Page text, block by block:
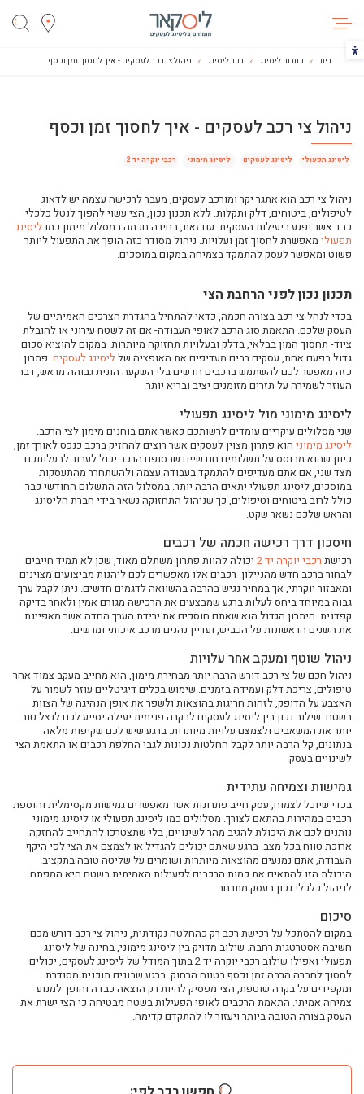
הכפתור משנה את צבעי הקונטרסט
בית כתבות ליסינג רכב ליסינג ניהול צי רכב לעסקים - איך לחסוך זמן וכסף
מדריך מקוצר לבחירת רכב הליסינג שמתאים לך
וידאו: ליסינג רכב מסחרי או רכב פרטי
ליסינג לעצמאיים - מה מוכר לצורך ניכוי מס?
2024-לאן נסע שוק הרכב
ליסינג רכבי יוקרה יד שניה: האם זה כדאי לכם?
ליסינג לרכב יוקרה היברידי או לרכב יוקרה חשמלי?
ההבדל בין ליסינג תפעולי לליסינג פרטי ומה הכי מתאים לכם?
ליסינג עסקי ולעצמאים – פתרון אחד שמתאים לכולם
עוסק מורשה? בעל חברה בע"מ? הנה 5 סיבות לעשות ליסינג תפעולי עבור העסק שלך
4 רכבי יוקרה מומלצים שכדאי לכם להכיר
איך השכרת רכב שונה מליסינג לטווח ארוך?
איך לבחור את פתרון הרכב המשתלם ביותר לעסק שלך
השוואת מסלולי רכב חכמים שיכולים לחסוך אלפי שקלים בשנה
פתרונות רכב מתקדמים לעסקים – איך לבחור את המודל שמתאים לפעילות שלך
השוואה בין דרכי מימון שונות לרכב – מה חשוב לדעת לפני שמחליטים
ניהול צי רכב לעסקים - איך לחסוך זמן וכסף
איך לבחור רכב חשמלי שמתאים גם לתדמית וגם לתקציב
ניהול חכם של רכב פרטי או עסקי בעולם משתנה
איך לבחור פתרון רכישת רכב שמתאים לצרכים האישיים והעסקיים שלכם
ניהול אנרגיה בעידן הרכב החשמלי – חיסכון, שליטה ונוחות
רכב חשמלי: פתרון תחבורה חכם לעסק או למשפחה
המדריך לקבלת החלטה נכונה כשנכנסים לעולם הרכב החדש
פתרונות מתקדמים לניידות בעולם העסקי המודרני
איך עסקים יכולים לחסוך בעלויות תחבורה לאורך זמן
המגמות שמשנות את עולם התחבורה בשנים האחרונות
איך לבחור את המסלול הנכון לשימוש ברכב בלי להסתבך
מה חשוב לבדוק לפני שמתחייבים להסכם רכב
כך תשלבו טכנולוגיה חכמה בשגרת הנהיגה שלכם
היתרונות של פתרונות תחבורה גמישים בעידן החדש
איך להתאים את הרכב לצרכים האישיים או העסקיים שלכם
טעויות נפוצות בבחירת פתרונות תחבורה ואיך להימנע מהן
הדרך החכמה לשלב בין נוחות, עלות וביצועים בעולם הרכב
איך לתכנן נכון את המעבר לפתרונות תחבורה מתקדמים
איך לבחור את מסלול הליסינג שמתאים לשלב שבו העסק שלכם נמצא
כך תנהלו צי רכבים בצורה חכמה ותחסכו בעלויות לאורך זמן
ניהול צי רכב לעסקים - איך לחסוך זמן וכסף
ליסינג תפעולי ליסינג לעסקים ליסינג מימוני רכבי יוקרה יד 2
ניהול צי רכב הוא אתגר יקר ומורכב לעסקים, מעבר לרכישה עצמה יש לדאוג
לטיפולים, ביטוחים, דלק ותקלות. ללא תכנון נכון, הצי עשוי להפוך לנטל כלכלי
כבד אשר יפגע ביעילות העסקית. עם זאת, בחירה חכמה במסלול מימון כמו ליסינג
תפעולי מאפשרת לחסוך זמן ועלויות. ניהול מסודר כזה הופך את התפעול ליותר
פשוט ומאפשר לעסק להתמקד בצמיחה במקום במוסכים.
תכנון נכון לפני הרחבת הצי
בכדי לנהל צי רכב בצורה חכמה, כדאי להתחיל בהגדרת הצרכים האמיתיים של
העסק שלכם. התאמת סוג הרכב לאופי העבודה- אם זה לשטח עירוני או להובלת
ציוד- תחסוך המון בבלאי, בדלק ובעלויות תחזוקה מיותרות. במקום להוציא סכום
גדול בפעם אחת, עסקים רבים מעדיפים את האופציה שלליסינג לעסקים. פתרון
כזה מאפשר לכם להשתמש ברכבים חדשים בלי השקעה הונית גבוהה מראש, דבר
העוזר לשמירה על תזרים מזומנים יציב ובריא יותר.
ליסינג מימוני מול ליסינג תפעולי
שני מסלולים עיקריים עומדים לרשותכם כאשר אתם בוחנים מימון לצי הרכב.
ליסינג מימוני הוא פתרון מצוין לעסקים אשר רוצים להחזיק ברכב כנכס לאורך זמן,
כיוון שהוא מבוסס על תשלומים חודשיים שבסופם הרכב יכול לעבור לבעלותכם.
מצד שני, אם אתם מעדיפים להתמקד בעבודה עצמה ולהשתחרר מהתעסקות
במוסכים, ליסינג תפעולי יתאים הרבה יותר. במסלול הזה התשלום החודשי כבר
כולל לרוב ביטוחים וטיפולים, כך שניהול התחזוקה נשאר בידי חברת הליסינג
והראש שלכם נשאר שקט.
חיסכון דרך רכישה חכמה של רכבים
רכישת רכבי יוקרה יד 2
יכולה להוות פתרון משתלם מאוד, שכן לא תמיד חייבים
לבחור ברכב חדש מהניילון. רכבים אלו מאפשרים לכם ליהנות מביצועים מצוינים
ומאבזור יוקרתי, אך במחיר נגיש בהרבה בהשוואה לדגמים חדשים. ניתן לקבל ערך
גבוה במיוחד ביחס לעלות ברגע שמבצעים את הרכישה מגורם אמין ולאחר בדיקה
קפדנית. היתרון הגדול הוא שאתם חוסכים את ירידת הערך החדה אשר מאפיינת
את השנים הראשונות על הכביש, ועדיין נהנים מרכב איכותי ומרשים.
ניהול שוטף ומעקב אחר עלויות
ניהול חכם של צי רכב דורש הרבה יותר מבחירת מימון, הוא מחייב מעקב צמוד אחר
טיפולים, צריכת דלק ועמידה בזמנים. שימוש בכלים דיגיטליים עוזר לשמור על
האצבע על הדופק, לזהות חריגות בהוצאות ולשפר את אופן הנהיגה של הצוות
בשטח. שילוב נכון בין ליסינג לעסקים לבקרה פנימית יעילה יסייע לכם לנצל טוב
יותר את המשאבים ולצמצם עלויות מיותרות. ברגע שיש לכם שקיפות מלאה
בנתונים, קל הרבה יותר לקבל החלטות נכונות לגבי החלפת רכבים או התאמת הצי
לשינויים בעסק.
גמישות וצמיחה עתידית
בכדי שיוכל לצמוח, עסק חייב פתרונות אשר מאפשרים גמישות מקסימלית והוספת
רכבים במהירות בהתאם לצורך. מסלולים כמו ליסינג תפעולי או ליסינג מימוני
נותנים לכם את היכולת להגיב מהר לשינויים, בלי שתצטרכו להתחייב להחזקה
ארוכת טווח בכל מצב. ברגע שאתם יכולים להגדיל או לצמצם את הצי לפי היקף
העבודה, אתם נמנעים מהוצאות מיותרות ושומרים על שליטה טובה בתקציב.
היכולת הזו להתאים את כמות הרכבים לפעילות האמיתית בשטח היא המפתח
לניהול כלכלי נכון בעסק מתרחב.
סיכום
במקום להסתכל על רכישת רכב רק כהחלטה נקודתית, ניהול צי רכב דורש מכם
חשיבה אסטרטגית רחבה. שילוב מדויק בין ליסינג מימוני, בחינה של ליסינג
תפעולי ואפילו שילוב רכבי יוקרה יד 2 בתוך המודל של ליסינג לעסקים, יכולים
לחסוך לחברה הרבה זמן וכסף בטווח הרחוק. ברגע שבונים תוכנית מסודרת
ומקפידים על בקרה שוטפת, הצי מפסיק להיות רק הוצאה כבדה והופך למנוע
צמיחה אמיתי. התאמת הרכבים לאופי הפעילות בשטח מבטיחה כי הצי ישרת את
העסק בצורה הטובה ביותר ויעזור לו להתקדם קדימה.